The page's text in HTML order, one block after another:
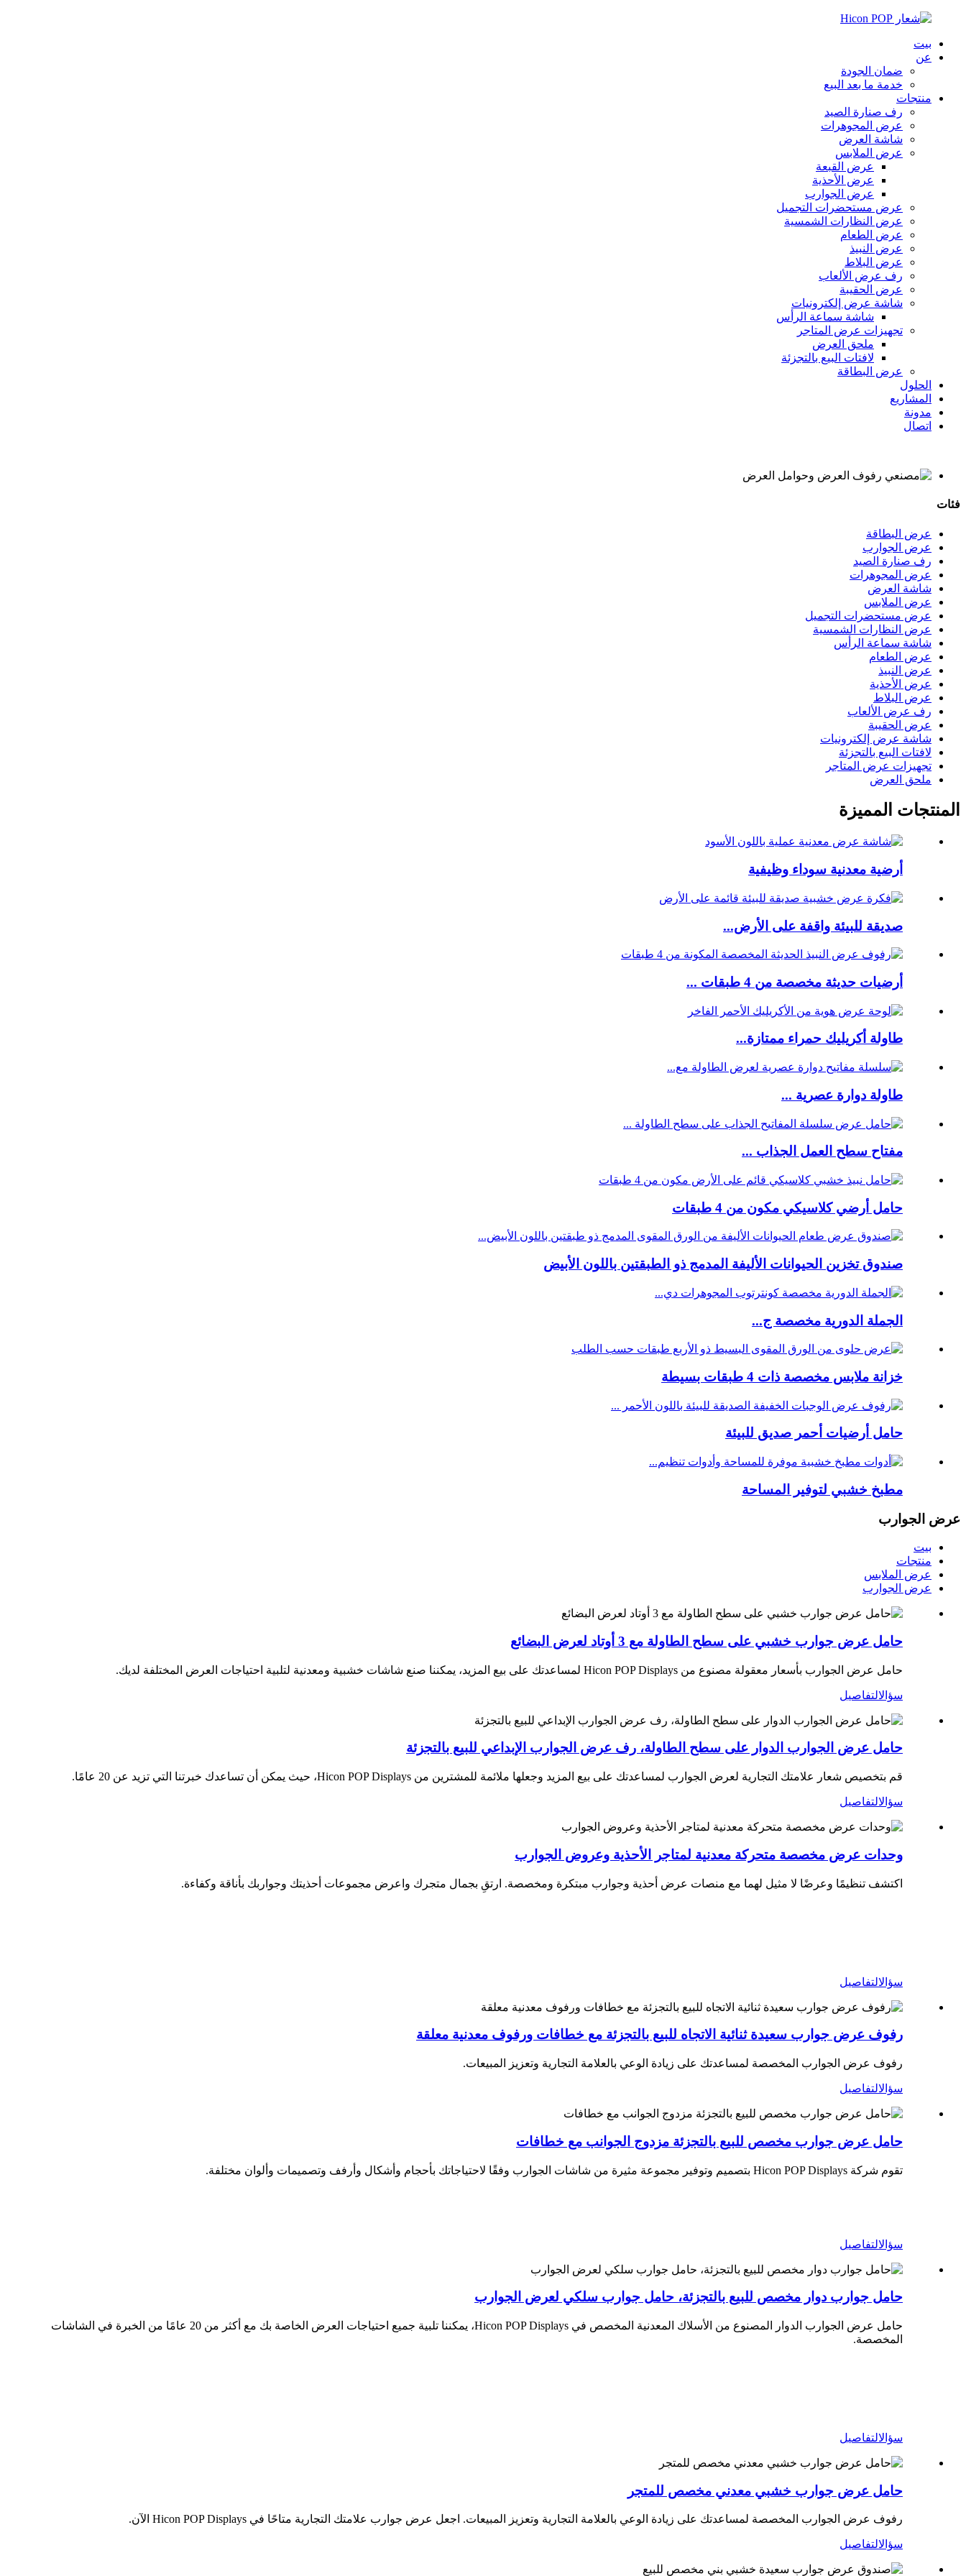
بيت
عن
ضمان الجودة
خدمة ما بعد البيع
منتجات
رف صنارة الصيد
عرض المجوهرات
شاشة العرض
عرض الملابس
عرض القبعة
عرض الأحذية
عرض الجوارب
عرض مستحضرات التجميل
عرض النظارات الشمسية
عرض الطعام
عرض النبيذ
عرض البلاط
رف عرض الألعاب
عرض الحقيبة
شاشة عرض إلكترونيات
شاشة سماعة الرأس
تجهيزات عرض المتاجر
ملحق العرض
لافتات البيع بالتجزئة
عرض البطاقة
الحلول
المشاريع
مدونة
اتصال
فئات
عرض البطاقة
عرض الجوارب
رف صنارة الصيد
عرض المجوهرات
شاشة العرض
عرض الملابس
عرض مستحضرات التجميل
عرض النظارات الشمسية
شاشة سماعة الرأس
عرض الطعام
عرض النبيذ
عرض الأحذية
عرض البلاط
رف عرض الألعاب
عرض الحقيبة
شاشة عرض إلكترونيات
لافتات البيع بالتجزئة
تجهيزات عرض المتاجر
ملحق العرض
المنتجات المميزة
أرضية معدنية سوداء وظيفية
صديقة للبيئة واقفة على الأرض...
أرضيات حديثة مخصصة من 4 طبقات ...
طاولة أكريليك حمراء ممتازة...
طاولة دوارة عصرية ...
مفتاح سطح العمل الجذاب ...
حامل أرضي كلاسيكي مكون من 4 طبقات
صندوق تخزين الحيوانات الأليفة المدمج ذو الطبقتين باللون الأبيض
الجملة الدورية مخصصة ج...
خزانة ملابس مخصصة ذات 4 طبقات بسيطة
حامل أرضيات أحمر صديق للبيئة
مطبخ خشبي لتوفير المساحة
عرض الجوارب
بيت
منتجات
عرض الملابس
عرض الجوارب
حامل عرض جوارب خشبي على سطح الطاولة مع 3 أوتاد لعرض البضائع
حامل عرض الجوارب بأسعار معقولة مصنوع من Hicon POP Displays لمساعدتك على بيع المزيد، يمكننا صنع شاشات خشبية ومعدنية لتلبية احتياجات العرض المختلفة لديك.
سؤالالتفاصيل
حامل عرض الجوارب الدوار على سطح الطاولة، رف عرض الجوارب الإبداعي للبيع بالتجزئة
قم بتخصيص شعار علامتك التجارية لعرض الجوارب لمساعدتك على بيع المزيد وجعلها ملائمة للمشترين من Hicon POP Displays، حيث يمكن أن تساعدك خبرتنا التي تزيد عن 20 عامًا.
سؤالالتفاصيل
وحدات عرض مخصصة متحركة معدنية لمتاجر الأحذية وعروض الجوارب
اكتشف تنظيمًا وعرضًا لا مثيل لهما مع منصات عرض أحذية وجوارب مبتكرة ومخصصة. ارتقِ بجمال متجرك واعرض مجموعات أحذيتك وجواربك بأناقة وكفاءة.
سؤالالتفاصيل
رفوف عرض جوارب سعيدة ثنائية الاتجاه للبيع بالتجزئة مع خطافات ورفوف معدنية معلقة
رفوف عرض الجوارب المخصصة لمساعدتك على زيادة الوعي بالعلامة التجارية وتعزيز المبيعات.
سؤالالتفاصيل
حامل عرض جوارب مخصص للبيع بالتجزئة مزدوج الجوانب مع خطافات
تقوم شركة Hicon POP Displays بتصميم وتوفير مجموعة مثيرة من شاشات الجوارب وفقًا لاحتياجاتك بأحجام وأشكال وأرفف وتصميمات وألوان مختلفة.
سؤالالتفاصيل
حامل جوارب دوار مخصص للبيع بالتجزئة، حامل جوارب سلكي لعرض الجوارب
حامل عرض الجوارب الدوار المصنوع من الأسلاك المعدنية المخصص في Hicon POP Displays، يمكننا تلبية جميع احتياجات العرض الخاصة بك مع أكثر من 20 عامًا من الخبرة في الشاشات
المخصصة.
سؤالالتفاصيل
حامل عرض جوارب خشبي معدني مخصص للمتجر
رفوف عرض الجوارب المخصصة لمساعدتك على زيادة الوعي بالعلامة التجارية وتعزيز المبيعات. اجعل عرض جوارب علامتك التجارية متاحًا في Hicon POP Displays الآن.
سؤالالتفاصيل